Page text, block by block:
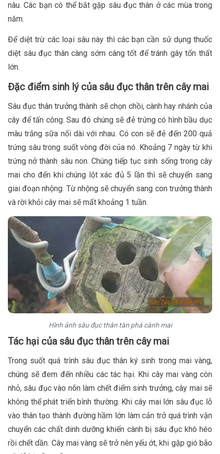
nâu. Các bạn có thể bắt gặp sâu đục thân ở các mùa trong
năm.
Để diệt trừ các loại sâu này thì các bạn cần sử dụng thuốc
diệt sâu đục thân càng sớm càng tốt để tránh gây tổn thất
lớn.
Đặc điểm sinh lý của sâu đục thân trên cây mai
Sâu đục thân trưởng thành sẽ chọn chồi, cành hay nhánh của
cây để tấn công. Sau đó chúng sẽ đẻ trứng có hình bầu dục
màu trắng sữa nối dài với nhau. Có con sẽ đẻ đến 200 quả
trứng sâu trong suốt vòng đời của nó. Khoảng 7 ngày từ khi
trứng nở thành sâu non. Chúng tiếp tục sinh sống trong cây
mai cho đến khi chúng lột xác đủ 5 lần thì sẽ chuyển sang
giai đoạn nhộng. Từ nhộng sẽ chuyển sang con trưởng thành
và rời khỏi cây mai sẽ mất khoảng 1 tuần.
Hình ảnh sâu đục thân tàn phá cành mai
Tác hại của sâu đục thân trên cây mai
Trong suốt quá trình sâu đục thân ký sinh trong mai vàng,
chúng sẽ đem đến nhiều các tác hại. Khi cây mai vàng còn
nhỏ, sâu đục vào nõn làm chết điểm sinh trưởng, cây mai sẽ
không thể phát triển bình thường. Khi cây mai lớn sâu đục lỗ
vào thân tạo thành đường hầm lớn làm cản trở quá trình vận
chuyển các chất dinh dưỡng khiến cành bị sâu đục khô héo
rồi chết dần. Cây mai vàng sẽ trở nên yếu ớt, khi gặp gió bão